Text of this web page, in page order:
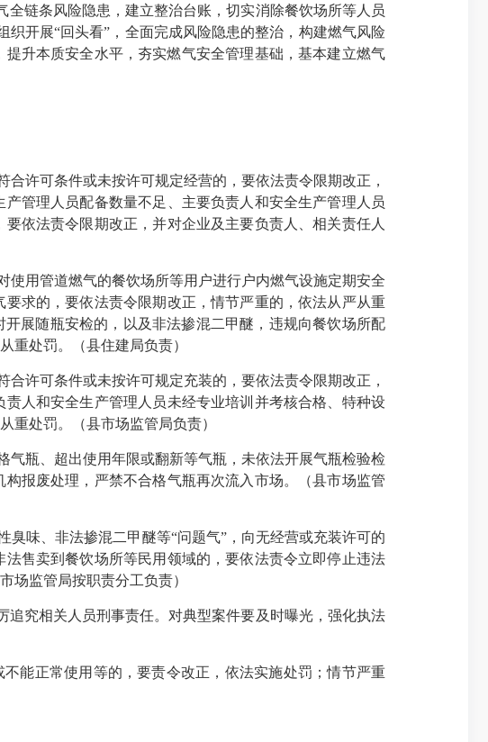
链条风险隐患，建立整治台账，切实消除餐饮场所等人员
开展“回头看”，全面完成风险隐患的整治，构建燃气风险
升本质安全水平，夯实燃气安全管理基础，基本建立燃气
许可条件或未按许可规定经营的，要依法责令限期改正，
管理人员配备数量不足、主要负责人和安全生产管理人员
依法责令限期改正，并对企业及主要负责人、相关责任人
用管道燃气的餐饮场所等用户进行户内燃气设施定期安全
求的，要依法责令限期改正，情节严重的，依法从严从重
展随瓶安检的，以及非法掺混二甲醚，违规向餐饮场所配
重处罚。（县住建局负责）
许可条件或未按许可规定充装的，要依法责令限期改正，
人和安全生产管理人员未经专业培训并考核合格、特种设
重处罚。（县市场监管局负责）
瓶、超出使用年限或翻新等气瓶，未依法开展气瓶检验检
报废处理，严禁不合格气瓶再次流入市场。（县市场监管
味、非法掺混二甲醚等“问题气”，向无经营或充装许可的
售卖到餐饮场所等民用领域的，要依法责令立即停止违法
场监管局按职责分工负责）
究相关人员刑事责任。对典型案件要及时曝光，强化执法
能正常使用等的，要责令改正，依法实施处罚；情节严重